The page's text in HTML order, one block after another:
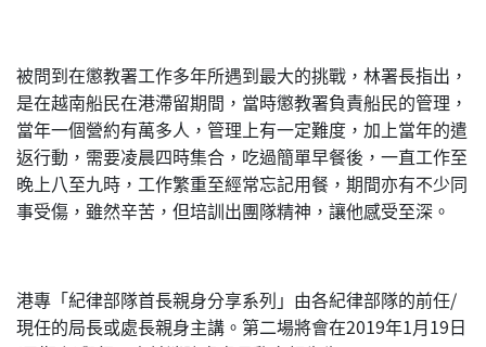
被問到在懲教署工作多年所遇到最大的挑戰，林署長指出，
是在越南船民在港滯留期間，當時懲教署負責船民的管理，
當年一個營約有萬多人，管理上有一定難度，加上當年的遣
返行動，需要凌晨四時集合，吃過簡單早餐後，一直工作至
晚上八至九時，工作繁重至經常忘記用餐，期間亦有不少同
事受傷，雖然辛苦，但培訓出團隊精神，讓他感受至深。
港專「紀律部隊首長親身分享系列」由各紀律部隊的前任/
現任的局長或處長親身主講。第二場將會在2019年1月19日